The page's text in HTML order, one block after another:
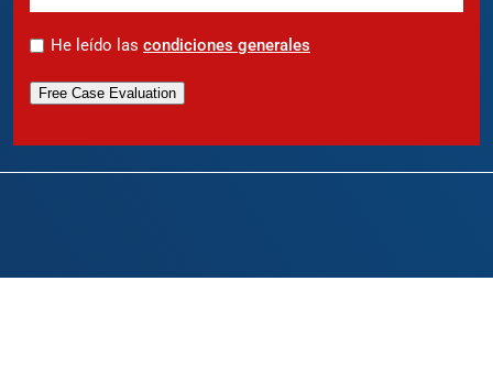
* He leído las condiciones generales
Free Case Evaluation